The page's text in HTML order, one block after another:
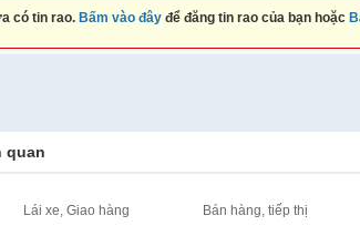
có tin rao. Bấm vào đây để đăng tin rao của bạn hoặc
quan
Lái xe, Giao hàng Bán hàng, tiếp thị